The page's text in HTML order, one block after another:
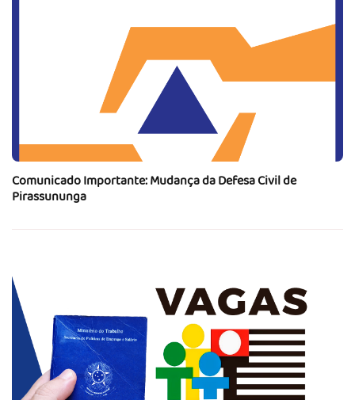
Comunicado Importante: Mudança da Defesa Civil de
Pirassununga